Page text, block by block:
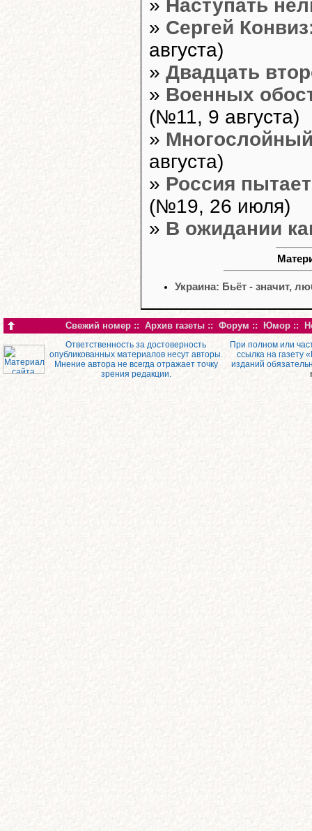
» Наступать
» Сергей
августа)
» Двадцать
» Военных
(№11, 9 августа)
»
августа)
» Россия
(№19, 26 июля)
» В ожидании
Украина: Бьёт - значит,
Свежий номер :: Архив газеты :: Форум :: Юмор ::
Ответственность за достоверность
опубликованных материалов несут авторы.
Мнение автора не всегда отражает точку
зрения редакции.
При полном или
ссылка на газету
изданий